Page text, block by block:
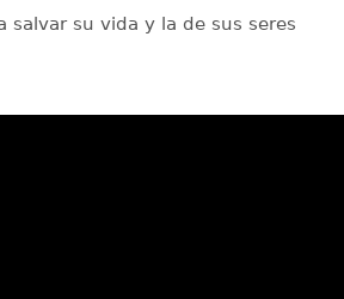
salvar su vida y la de sus seres